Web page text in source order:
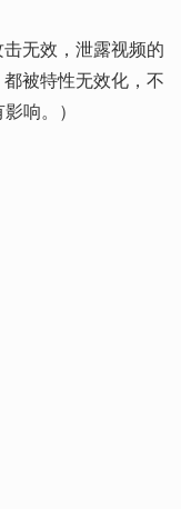
无效，泄露视频的
被特性无效化，不
响。）